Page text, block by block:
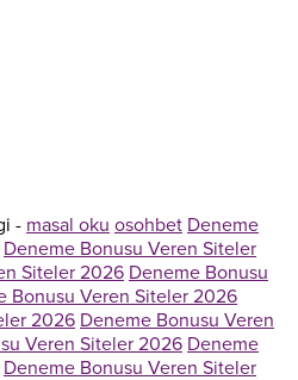
- masal oku osohbet Deneme
Deneme Bonusu Veren Siteler
Siteler 2026 Deneme Bonusu
Bonusu Veren Siteler 2026
2026 Deneme Bonusu Veren
Veren Siteler 2026 Deneme
Deneme Bonusu Veren Siteler